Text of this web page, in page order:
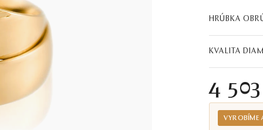
HRÚBKA
KVALITA
4
VYROBÍME